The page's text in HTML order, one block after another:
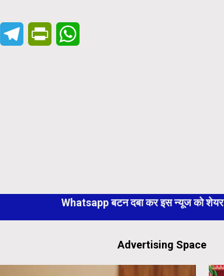
MessengerTelegramPrintFriendly
Whatsapp बटन दबा कर इस न्यूज को
Advertising Space